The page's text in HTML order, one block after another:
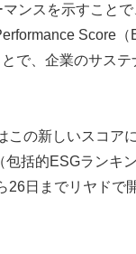
ンスを示すこと
Score
で、企業のサス
この新しいスコア
包括的ESGランキ
26日までリヤドで